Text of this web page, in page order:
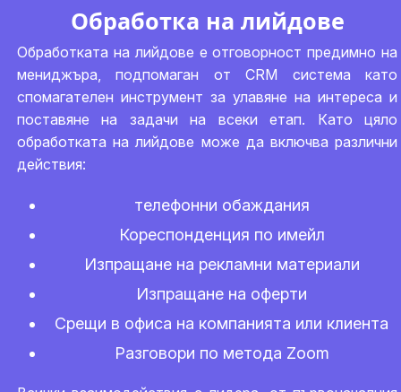
Обработка на лийдове
Обработката на лийдове е отговорност предимно на
мениджъра, подпомаган от CRM система като
спомагателен инструмент за улавяне на интереса и
поставяне на задачи на всеки етап. Като цяло
обработката на лийдове може да включва различни
действия:
телефонни обаждания
Кореспонденция по имейл
Изпращане на рекламни материали
Изпращане на оферти
Срещи в офиса на компанията или клиента
Разговори по метода Zoom